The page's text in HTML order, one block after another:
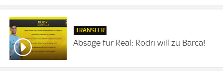
TRANSFER
Absage für Real: Rodri will zu Barca!